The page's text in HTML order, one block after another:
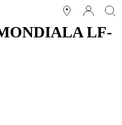
LF-